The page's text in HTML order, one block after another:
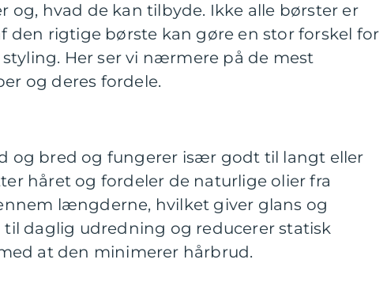
og, hvad de kan tilbyde. Ikke alle børster er
den rigtige børste kan gøre en stor forskel for
Her ser vi nærmere på de mest
og deres fordele.
og bred og fungerer især godt til langt eller
håret og fordeler de naturlige olier fra
længderne, hvilket giver glans og
til daglig udredning og reducerer statisk
at den minimerer hårbrud.